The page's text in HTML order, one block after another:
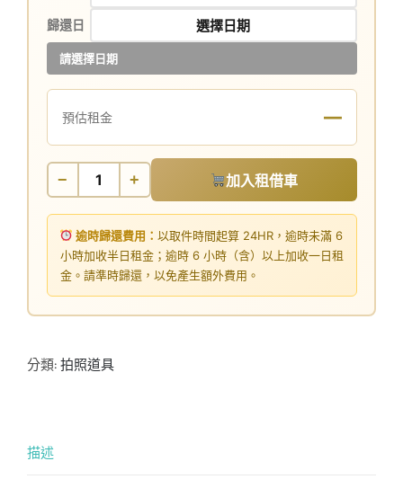
歸還日
請選擇日期
預估租金 —
− + 加入租借車
逾時歸還費用：以取件時間起算 24HR，逾時未滿 6
小時加收半日租金；逾時 6 小時（含）以上加收一日租
金。請準時歸還，以免產生額外費用。
分類: 拍照道具
描述